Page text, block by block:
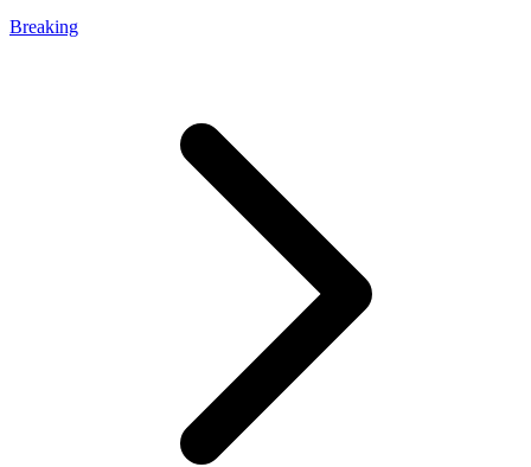
Breaking